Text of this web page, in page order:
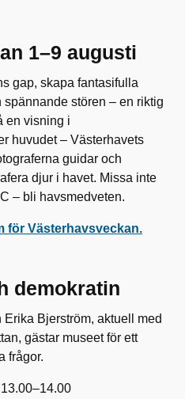
1–9 augusti
gap, skapa fantasifulla
stören – en riktig
en visning i
huvudet – Västerhavets
guidar och
djur i havet. Missa inte
– bli havsmedveten.
för Västerhavsveckan.
demokratin
Bjerström, aktuell med
gästar museet för ett
frågor.